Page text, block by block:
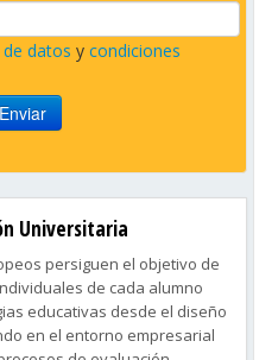
datos y condiciones
Universitaria
persiguen el objetivo de
de cada alumno
educativas desde el diseño
en el entorno empresarial